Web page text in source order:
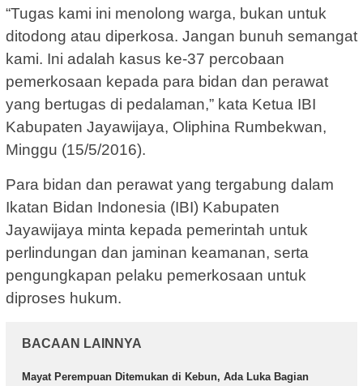
“Tugas kami ini menolong warga, bukan untuk
ditodong atau diperkosa. Jangan bunuh semangat
kami. Ini adalah kasus ke-37 percobaan
pemerkosaan kepada para bidan dan perawat
yang bertugas di pedalaman,” kata Ketua IBI
Kabupaten Jayawijaya, Oliphina Rumbekwan,
Minggu (15/5/2016).
Para bidan dan perawat yang tergabung dalam
Ikatan Bidan Indonesia (IBI) Kabupaten
Jayawijaya minta kepada pemerintah untuk
perlindungan dan jaminan keamanan, serta
pengungkapan pelaku pemerkosaan untuk
diproses hukum.
BACAAN LAINNYA
Mayat Perempuan Ditemukan di Kebun, Ada Luka Bagian